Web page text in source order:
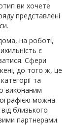
ви хочете
представлені
на роботі,
є
Сфери
до того ж, це
та
виконаним
можна
близького
партнерами.